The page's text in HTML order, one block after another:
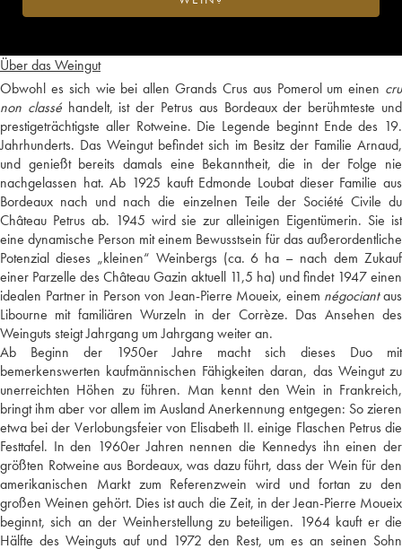
Über das Weingut
Obwohl es sich wie bei allen Grands Crus aus Pomerol um einen cru
non classéhandelt, ist der Petrus aus Bordeaux der berühmteste und
prestigeträchtigste aller Rotweine. Die Legende beginnt Ende des 19.
Jahrhunderts. Das Weingut befindet sich im Besitz der Familie Arnaud,
und genießt bereits damals eine Bekanntheit, die in der Folge nie
nachgelassen hat. Ab 1925 kauft Edmonde Loubat dieser Familie aus
Bordeaux nach und nach die einzelnen Teile der Société Civile du
Château Petrus ab. 1945 wird sie zur alleinigen Eigentümerin. Sie ist
eine dynamische Person mit einem Bewusstsein für das außerordentliche
Potenzial dieses „kleinen“ Weinbergs (ca. 6 ha – nach dem Zukauf
einer Parzelle des Château Gazin aktuell 11,5 ha) und findet 1947 einen
idealen Partner in Person von Jean-Pierre Moueix, einem négociantaus
Libourne mit familiären Wurzeln in der Corrèze. Das Ansehen des
Weinguts steigt Jahrgang um Jahrgang weiter an.
Ab Beginn der 1950er Jahre macht sich dieses Duo mit
bemerkenswerten kaufmännischen Fähigkeiten daran, das Weingut zu
unerreichten Höhen zu führen. Man kennt den Wein in Frankreich,
bringt ihm aber vor allem im Ausland Anerkennung entgegen: So zieren
etwa bei der Verlobungsfeier von Elisabeth II. einige Flaschen Petrus die
Festtafel. In den 1960er Jahren nennen die Kennedys ihn einen der
größten Rotweine aus Bordeaux, was dazu führt, dass der Wein für den
amerikanischen Markt zum Referenzwein wird und fortan zu den
großen Weinen gehört. Dies ist auch die Zeit, in der Jean-Pierre Moueix
beginnt, sich an der Weinherstellung zu beteiligen. 1964 kauft er die
Hälfte des Weinguts auf und 1972 den Rest, um es an seinen Sohn